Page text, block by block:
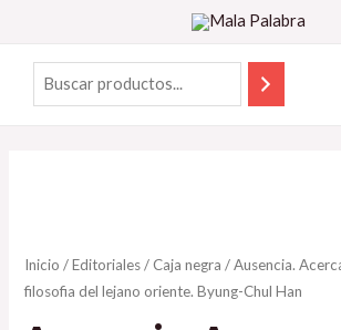
Inicio /Editoriales/ Caja negra / Ausencia.
filosofia del lejano oriente. Byung-Chul Han